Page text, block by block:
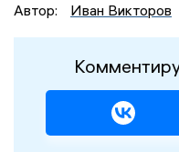
Автор:
Иван Викторов